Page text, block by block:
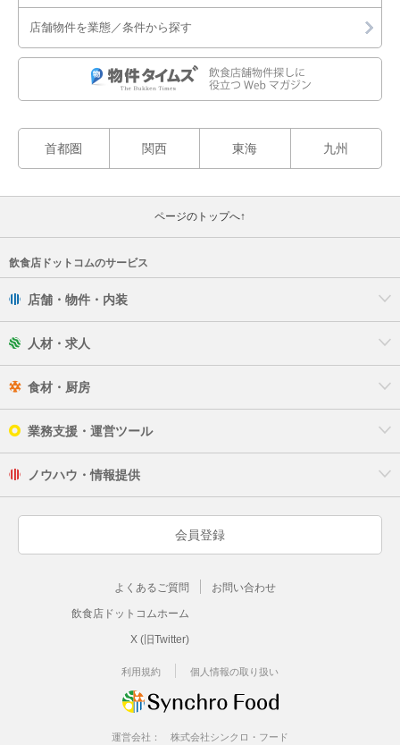
店舗物件を業態／条件から探す
首都圏 関西 東海 九州
ページのトップへ↑
飲食店ドットコムのサービス
店舗・物件・内装
人材・求人
食材・厨房
業務支援・運営ツール
ノウハウ・情報提供
会員登録
よくあるご質問 お問い合わせ
飲食店ドットコムホーム
X (旧Twitter)
利用規約 個人情報の取り扱い
運営会社： 株式会社シンクロ・フード